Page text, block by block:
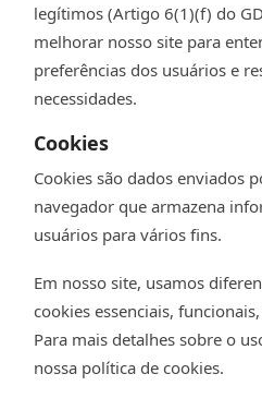
legítimos (Artigo 6(1)(f) do
melhorar nosso site para
preferências dos usuários e
necessidades.
Cookies
Cookies são dados enviados
navegador que armazena
usuários para vários fins.
Em nosso site, usamos
cookies essenciais,
Para mais detalhes sobre o
nossa política de cookies.